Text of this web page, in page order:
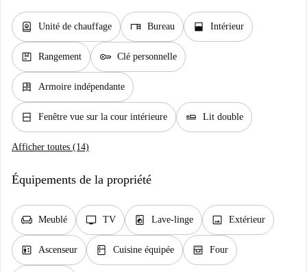
water_heater Unité de chauffage desk Bureau window_open Intérieur
package Rangement key Clé personnelle
dresser Armoire indépendante
window_closed Fenêtre vue sur la cour intérieure airline_seat_flat Lit double
Afficher toutes (14)
Équipements de la propriété
chair Meublé tv TV local_laundry_service Lave-linge image Extérieur
elevator Ascenseur kitchen Cuisine équipée oven_gen Four